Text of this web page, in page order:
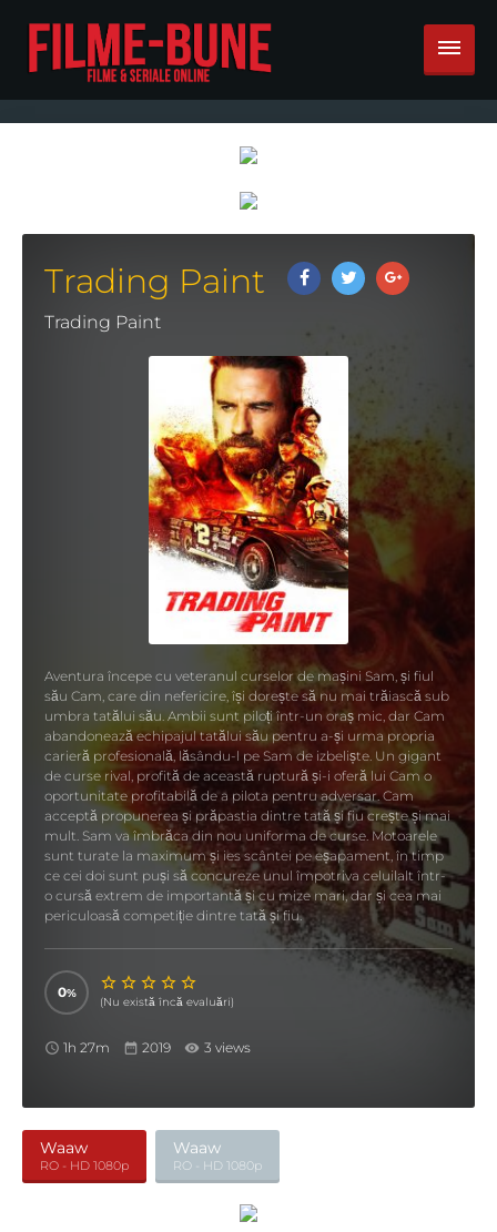
Trading Paint
Trading Paint
Aventura începe cu veteranul curselor de mașini Sam, și fiul
său Cam, care din nefericire, își dorește să nu mai trăiască sub
umbra tatălui său. Ambii sunt piloți într-un oraș mic, dar Cam
abandonează echipajul tatălui său pentru a-și urma propria
carieră profesională, lăsându-l pe Sam de izbeliște. Un gigant
de curse rival, profită de această ruptură și-i oferă lui Cam o
oportunitate profitabilă de a pilota pentru adversar. Cam
acceptă propunerea și prăpastia dintre tată și fiu crește și mai
mult. Sam va îmbrăca din nou uniforma de curse. Motoarele
sunt turate la maximum și ies scântei pe eșapament, în timp
ce cei doi sunt puși să concureze unul împotriva celuilalt într-
o cursă extrem de importantă și cu mize mari, dar și cea mai
periculoasă competiție dintre tată și fiu.
0
(Nu există încă evaluări)
1h 27m 2019 3 views
Waaw
RO - HD 1080p
Waaw
RO - HD 1080p